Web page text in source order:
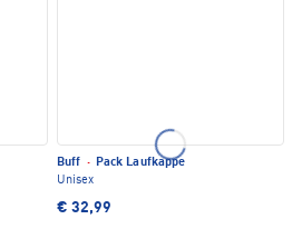
Buff · Pack Laufkappe
Unisex
€ 32,99